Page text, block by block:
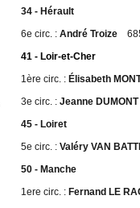
34 - Hérault
6e circ. :André Troize
41 - Loir-et-Cher
1ère circ. : Élisabeth
3e circ. : Jeanne
45 - Loiret
5e circ. : Valéry VAN
50 - Manche
1ere circ. : Fernand LE